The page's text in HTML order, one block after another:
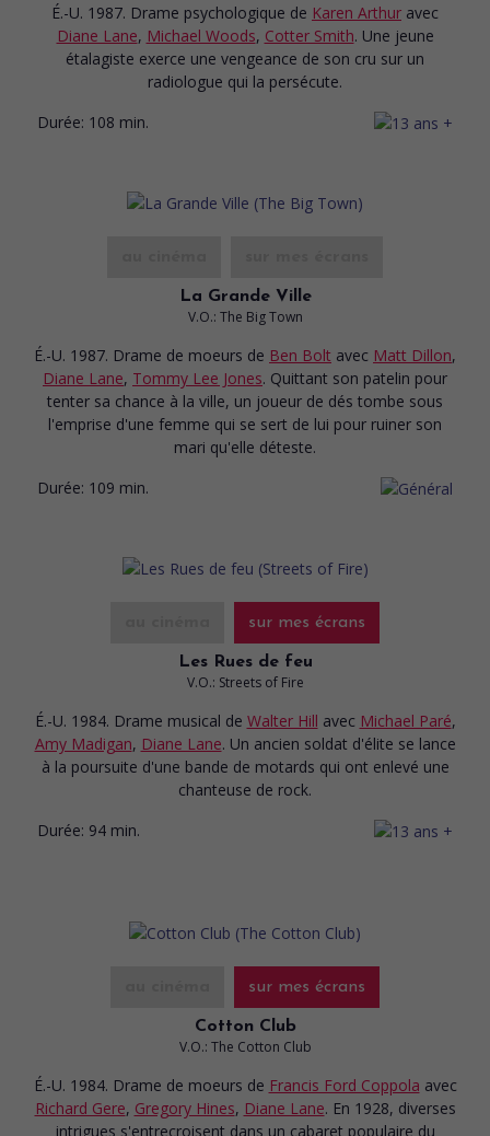
É.-U. 1987. Drame psychologique de Karen Arthur avec
Diane Lane, Michael Woods, Cotter Smith. Une jeune
étalagiste exerce une vengeance de son cru sur un
radiologue qui la persécute.
Durée: 108 min.
La Grande Ville
V.O.: The Big Town
É.-U. 1987. Drame de moeurs de Ben Bolt avec Matt Dillon,
Diane Lane, Tommy Lee Jones. Quittant son patelin pour
tenter sa chance à la ville, un joueur de dés tombe sous
l'emprise d'une femme qui se sert de lui pour ruiner son
mari qu'elle déteste.
Durée: 109 min.
sur mes écrans
Les Rues de feu
V.O.: Streets of Fire
É.-U. 1984. Drame musical de Walter Hill avec Michael Paré,
Amy Madigan, Diane Lane. Un ancien soldat d'élite se lance
à la poursuite d'une bande de motards qui ont enlevé une
chanteuse de rock.
Durée: 94 min.
sur mes écrans
Cotton Club
V.O.: The Cotton Club
É.-U. 1984. Drame de moeurs de Francis Ford Coppola avec
Richard Gere, Gregory Hines, Diane Lane. En 1928, diverses
intrigues s'entrecroisent dans un cabaret populaire du